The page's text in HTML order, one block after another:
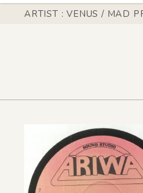
ARTIST : VENUS / MAD